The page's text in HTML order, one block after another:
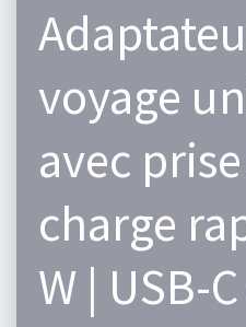
voyage
avec
charge
W | USB-